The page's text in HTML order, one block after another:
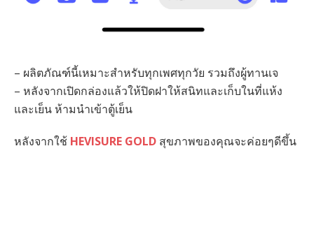
– ผลิตภัณฑ์นี้เหมาะสำหรับทุกเพศทุกวัย รวมถึงผู้ทานเจ
– หลังจากเปิดกล่องแล้วให้ปิดฝาให้สนิทและเก็บในที่แห้ง
และเย็น ห้ามนำเข้าตู้เย็น
หลังจากใช้ HEVISURE GOLD สุขภาพของคุณจะค่อยๆดีขึ้น